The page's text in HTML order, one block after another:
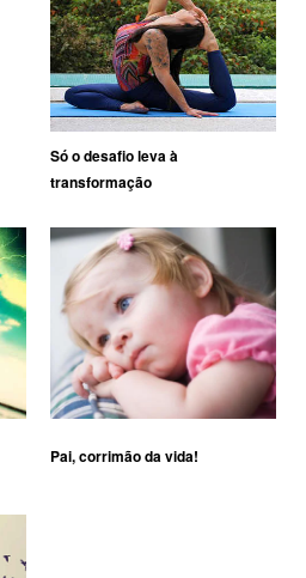
Só o desafio leva à
transformação
Pai, corrimão da vida!